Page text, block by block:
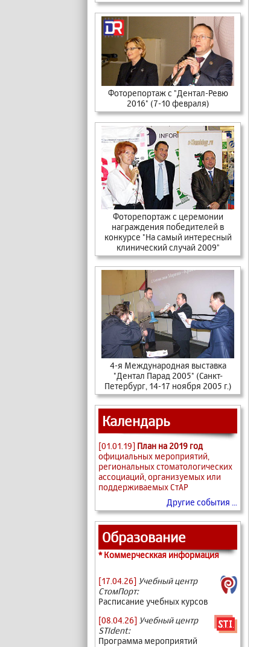
Фоторепортаж c "Дентал-Ревю
2016" (7-10 февраля)
Фоторепортаж с церемонии
награждения победителей в
конкурсе "На самый интересный
клинический случай 2009"
4-я Международная выставка
"Дентал Парад 2005" (Санкт-
Петербург, 14-17 ноября 2005 г.)
Календарь
[01.01.19] План на 2019 год
официальных мероприятий,
региональных стоматологических
ассоциаций, организуемых или
поддерживаемых СтАР
Другие события ...
Образование
* Коммерческкая информация
[17.04.26] Учебный центр
СтомПорт:
Расписание учебных курсов
[08.04.26] Учебный центр
STIdent:
Программа мероприятий